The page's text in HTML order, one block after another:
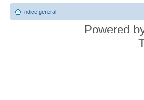
Índice general
Powered